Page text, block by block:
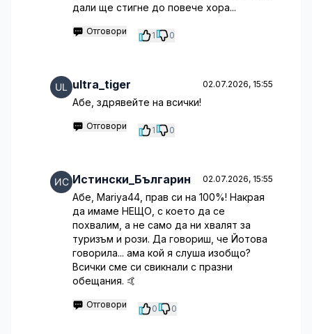
дали ще стигне до повече хора...
Отговори 1 0
ultra_tiger 02.07.2026, 15:55
Абе, здрявейте на всички!
Отговори 1 0
Истински_Българин 02.07.2026, 15:55
Абе, Mariya44, прав си на 100%! Накрая
да имаме НЕЩО, с което да се
похвалим, а не само да ни хвалят за
туризъм и рози. Да говориш, че Йотова
говорила... ама кой я слуша изобщо?
Всички сме си свикнали с празни
обещания. 🤙
Отговори 0 0